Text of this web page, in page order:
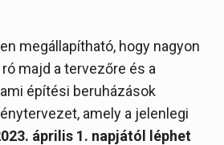
megállapítható, hogy nagyon
majd a tervezőre és a
építési beruházások
amely a jelenlegi
április 1. napjától léphet